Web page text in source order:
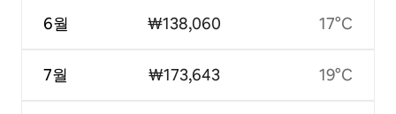
6월
7월
₩138,060
₩173,643
17°C
19°C